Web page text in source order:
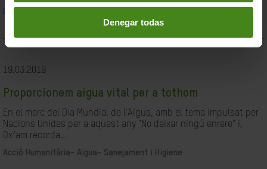
Denegar todas
Ciutadania- Governabilitat i Drets Humans
19.03.2019
Proporcionem aigua vital per a tothom
En el marc del Dia Mundial de l'Aigua, amb el tema impulsat per
Nacions Unides per a aquest any "No deixar ningú enrere" i,
Oxfam recorda...
Acció Humanitària- Aigua- Sanejament i Higiene